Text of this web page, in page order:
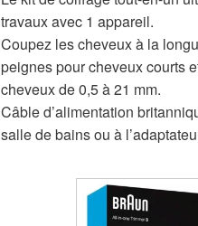
travaux avec 1 appareil.
Coupez les cheveux à la
peignes pour cheveux courts
cheveux de 0,5 à 21 mm.
Câble d’alimentation
salle de bains ou à